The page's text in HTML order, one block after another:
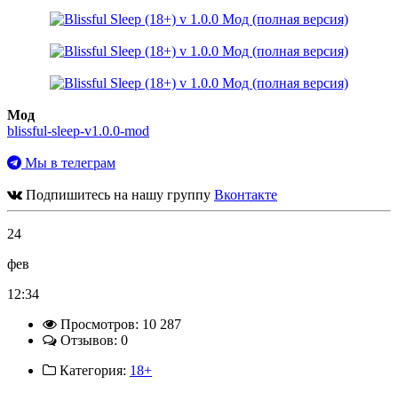
Мод
blissful-sleep-v1.0.0-mod
Мы в телеграм
Подпишитесь на нашу группу Вконтакте
24
фев
12:34
Просмотров: 10 287
Отзывов: 0
Категория: 18+